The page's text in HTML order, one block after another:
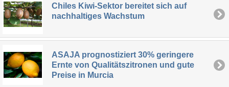
Chiles Kiwi-Sektor bereitet sich auf
nachhaltiges Wachstum
ASAJA prognostiziert 30% geringere
Ernte von Qualitätszitronen und gute
Preise in Murcia